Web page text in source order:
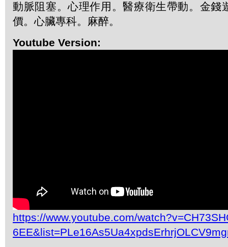
動脈阻塞。心理作用。醫療衛生帶動。金錢
價。心臟專科。麻醉。
Youtube Version:
https://www.youtube.com/